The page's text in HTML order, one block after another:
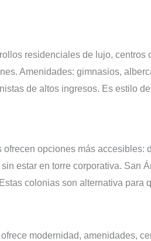
residenciales de lujo, centros
Amenidades: gimnasios,
de altos ingresos. Es estilo
opciones más
estar en torre corporativa. San
colonias son alternativa para
modernidad, amenidades,